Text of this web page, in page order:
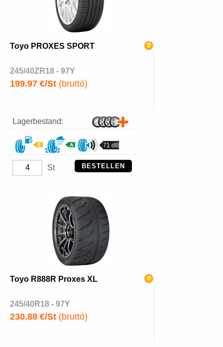
Toyo PROXES SPORT
245/40ZR18 - 97Y
199.97 €/St (bruttó)
Lagerbestand:
71 dB
St BESTELLEN
Toyo R888R Proxes XL
245/40R18 - 97Y
230.88 €/St (bruttó)